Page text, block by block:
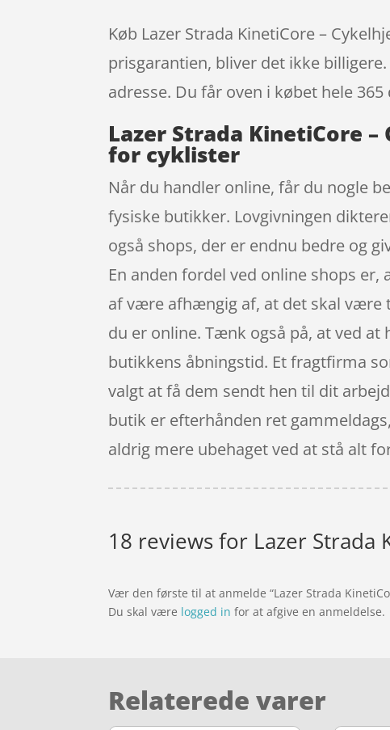
Køb Lazer Strada KinetiCore –
prisgarantien, bliver det ikke
adresse. Du får oven i købet hele
Lazer Strada KinetiCore
for cyklister
Når du handler online, får du nogle
fysiske butikker. Lovgivningen
også shops, der er endnu bedre og
En anden fordel ved online shops
af være afhængig af, at det skal være
du er online. Tænk også på, at ved
butikkens åbningstid. Et fragtfirma
valgt at få dem sendt hen til dit
butik er efterhånden ret
aldrig mere ubehaget ved at stå alt
18 reviews for Lazer Strada
Vær den første til at anmelde “Lazer Strada
Du skal være logged in for at afgive en anmeldelse.
Relaterede varer